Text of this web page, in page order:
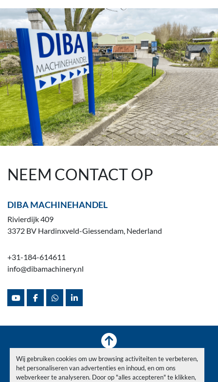
Wij gebruiken cookies om uw browsing activiteiten te verbeteren,
het personaliseren van advertenties en inhoud, en om ons
webverkeer te analyseren. Door op "alles accepteren" te klikken,
NEEM CONTACT OP
DIBA MACHINEHANDEL
Rivierdijk 409
3372 BV Hardinxveld-Giessendam, Nederland
+31-184-614611
info@dibamachinery.nl
youtubefacebookwhatsapplinkedin
Voorraad Verkocht Nieuws Over ons
Contact
Privacy Policy